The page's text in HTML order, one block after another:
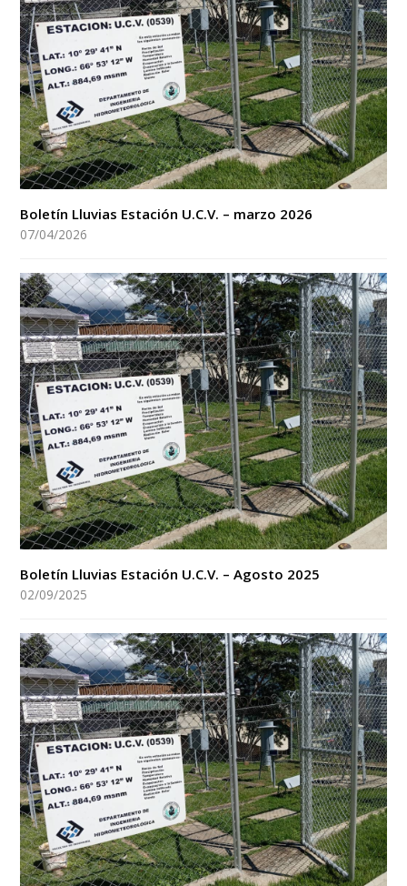
Boletín Lluvias Estación U.C.V. – marzo 2026
07/04/2026
Boletín Lluvias Estación U.C.V. – Agosto 2025
02/09/2025